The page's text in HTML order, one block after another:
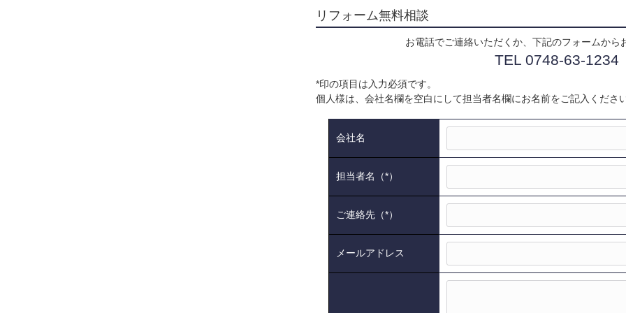
リフォーム無料相談
お電話でご連絡いただくか、下記のフォームから
TEL 0748-63-1234
*印の項目は入力必須です。
個人様は、会社名欄を空白にして担当者名欄にお名前をご記入ください
会社名
担当者名（*）
ご連絡先（*）
メールアドレス